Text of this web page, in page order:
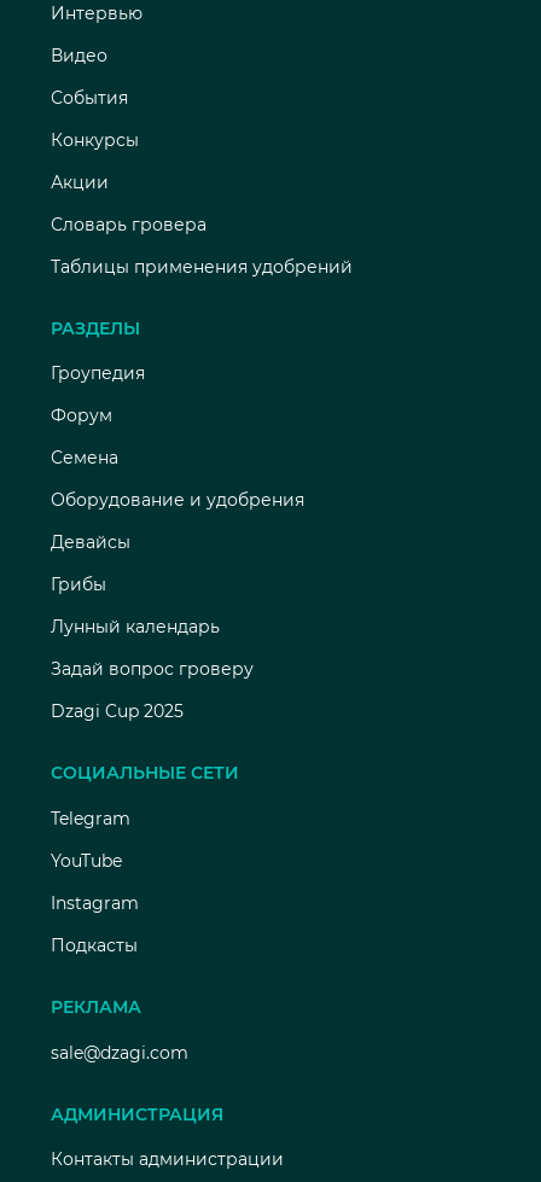
Интервью
Видео
События
Конкурсы
Акции
Словарь гровера
Таблицы применения удобрений
РАЗДЕЛЫ
Гроупедия
Форум
Семена
Оборудование и удобрения
Девайсы
Грибы
Лунный календарь
Задай вопрос гроверу
Dzagi Cup 2025
СОЦИАЛЬНЫЕ СЕТИ
Telegram
YouTube
Instagram
Подкасты
РЕКЛАМА
sale@dzagi.com
АДМИНИСТРАЦИЯ
Контакты администрации